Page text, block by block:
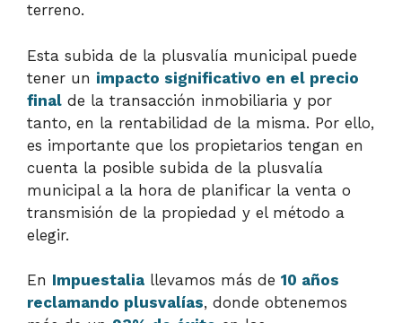
terreno.
Esta subida de la plusvalía municipal puede
tener un impacto significativo en el precio
final de la transacción inmobiliaria y por
tanto, en la rentabilidad de la misma. Por ello,
es importante que los propietarios tengan en
cuenta la posible subida de la plusvalía
municipal a la hora de planificar la venta o
transmisión de la propiedad y el método a
elegir.
En Impuestalia llevamos más de 10 años
reclamando plusvalías, donde obtenemos